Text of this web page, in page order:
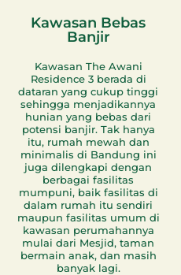
Kawasan Bebas
Banjir
Kawasan The Awani
Residence 3 berada di
dataran yang cukup tinggi
sehingga menjadikannya
hunian yang bebas dari
potensi banjir. Tak hanya
itu, rumah mewah dan
minimalis di Bandung ini
juga dilengkapi dengan
berbagai fasilitas
mumpuni, baik fasilitas di
dalam rumah itu sendiri
maupun fasilitas umum di
kawasan perumahannya
mulai dari Mesjid, taman
bermain anak, dan masih
banyak lagi.